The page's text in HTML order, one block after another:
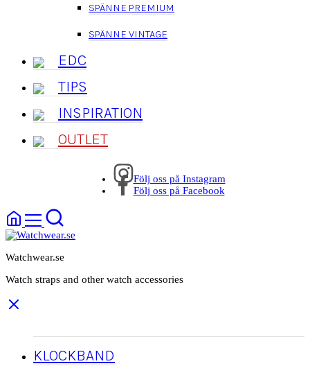
SPÄNNE PREMIUM
SPÄNNE VINTAGE
EDC
TIPS
INSPIRATION
OUTLET
Följ oss på Instagram
Följ oss på Facebook
Watchwear.se
Watch straps and other watch accessories
KLOCKBAND